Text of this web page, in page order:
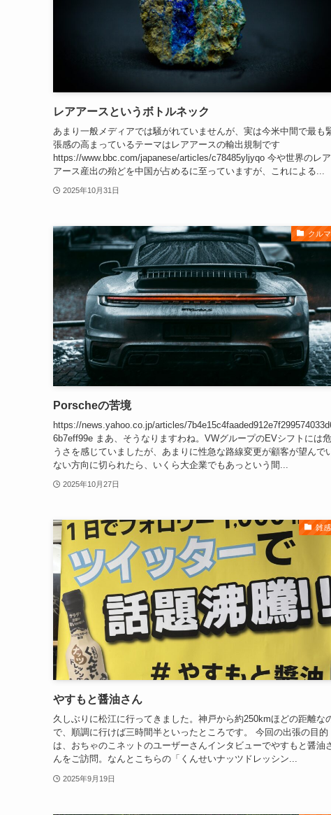
レアアースというボトルネック
あまり一般メディアでは騒がれていませんが、実は今米中間で最も
張感の高まっているテーマはレアアースの輸出規制です
https://www.bbc.com/japanese/articles/c78485yljyqo 今や世界のレア
アース産出の殆どを中国が占めるに至っていますが、これによる...
2025年10月31日
クルマ
Porscheの苦境
https://news.yahoo.co.jp/articles/
6b7eff99e まあ、そうなりますわね。VWグループのEVシフトには危
うさを感じていましたが、あまりに性急な路線変更が顧客が望んで
ない方向に切られたら、いくら大企業でもあっという間...
2025年10月27日
雑感
やすもと醤油さん
久しぶりに松江に行ってきました。神戸から約250kmほどの距離な
で、順調に行けば三時間半といったところです。 今回の出張の目的
は、おちゃのこネットのユーザーさんインタビューでやすもと醤油
んをご訪問。なんとこちらの「くんせいナッツドレッシン...
2025年9月19日